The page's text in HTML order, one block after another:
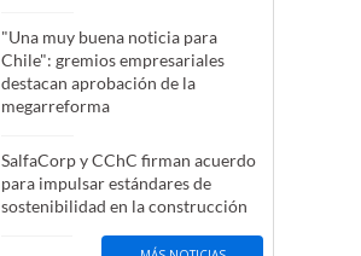
"Una muy buena noticia para
Chile": gremios empresariales
destacan aprobación de la
megarreforma
SalfaCorp y CChC firman acuerdo
para impulsar estándares de
sostenibilidad en la construcción